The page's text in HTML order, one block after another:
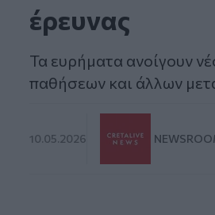
έρευνας
Τα ευρήματα ανοίγουν
παθήσεων και άλλων
10.05.2026